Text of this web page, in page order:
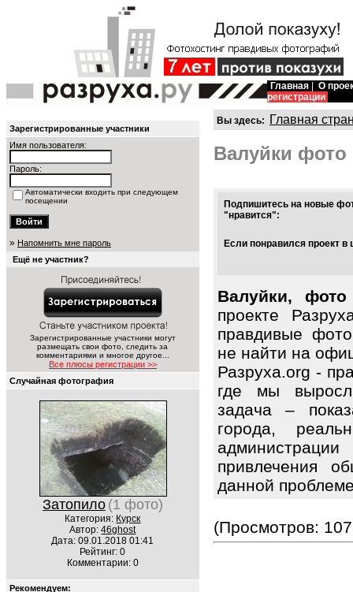
Главная
О
регистрации
Зарегистрированные участники
Имя пользователя:
Пароль:
Автоматически входить при следующем
посещении
» Напомнить мне пароль
Ещё не участник?
Зарегистрированные участники могут
размещать свои фото, следить за
комментариями и многое другое...
Все плюсы регистрации >>
Случайная фотография
Затопило (1 фото)
Категория: Курск
Автор:46ghost
Дата: 09.01.2018 01:41
Рейтинг: 0
Комментарии: 0
Рекомендуем:
Вы здесь: Главная
Валуйки фото
Подпишитесь на новые
"нравится":
Если понравился проект
Валуйки,
проекте
правдивые
не найти на
Разруха.org -
где мы
задача –
города,
привлечения
данной
(Просмотров: